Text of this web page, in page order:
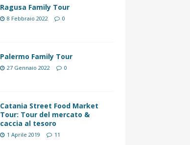
Ragusa Family Tour
8 Febbraio 2022 0
Palermo Family Tour
27 Gennaio 2022 0
Catania Street Food Market
Tour: Tour del mercato &
caccia al tesoro
1 Aprile 2019 11